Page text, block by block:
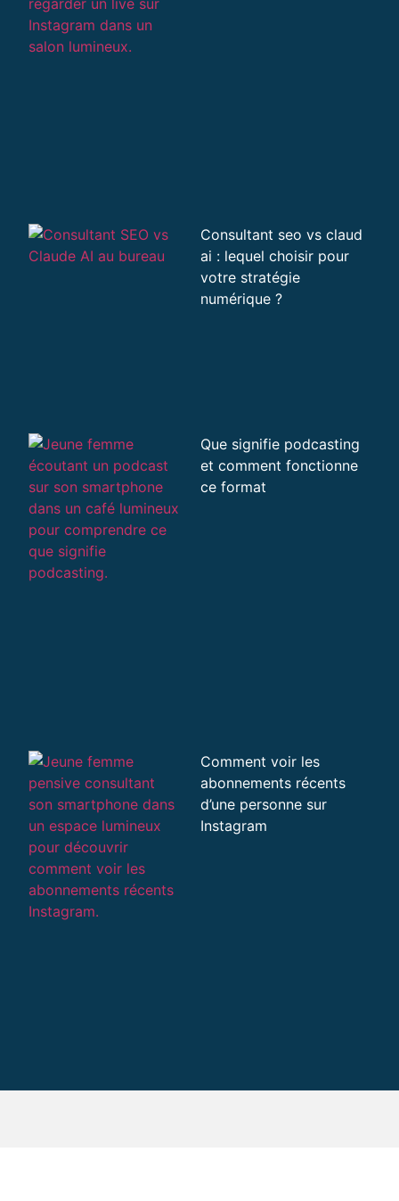
Consultant seo vs claud
ai : lequel choisir pour
votre stratégie
numérique ?
Que signifie podcasting
et comment fonctionne
ce format
Comment voir les
abonnements récents
d’une personne sur
Instagram